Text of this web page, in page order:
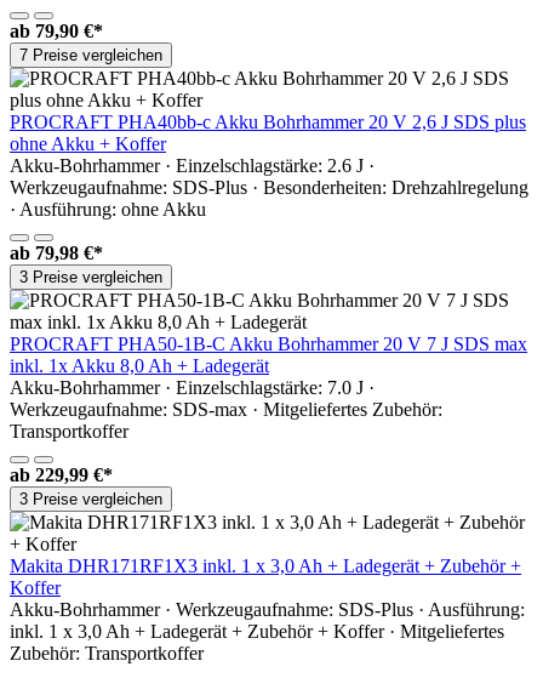
ab 79,90 €*
7 Preise vergleichen
PROCRAFT PHA40bb-c Akku Bohrhammer 20 V 2,6 J SDS plus
ohne Akku + Koffer
Akku-Bohrhammer · Einzelschlagstärke: 2.6 J ·
Werkzeugaufnahme: SDS-Plus · Besonderheiten: Drehzahlregelung
· Ausführung: ohne Akku
ab 79,98 €*
3 Preise vergleichen
PROCRAFT PHA50-1B-C Akku Bohrhammer 20 V 7 J SDS max
inkl. 1x Akku 8,0 Ah + Ladegerät
Akku-Bohrhammer · Einzelschlagstärke: 7.0 J ·
Werkzeugaufnahme: SDS-max · Mitgeliefertes Zubehör:
Transportkoffer
ab 229,99 €*
3 Preise vergleichen
Makita DHR171RF1X3 inkl. 1 x 3,0 Ah + Ladegerät + Zubehör +
Koffer
Akku-Bohrhammer · Werkzeugaufnahme: SDS-Plus · Ausführung:
inkl. 1 x 3,0 Ah + Ladegerät + Zubehör + Koffer · Mitgeliefertes
Zubehör: Transportkoffer